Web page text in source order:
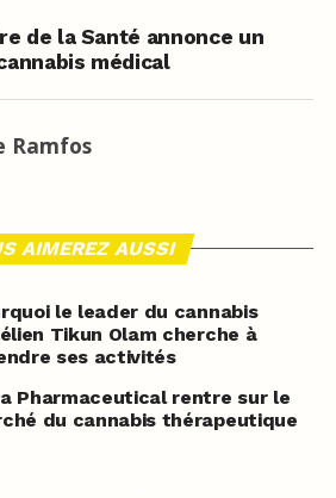
de la Santé annonce un
médical
Ramfos
AIMEREZ AUSSI
le leader du cannabis
Tikun Olam cherche à
ses activités
Pharmaceutical rentre sur le
du cannabis thérapeutique